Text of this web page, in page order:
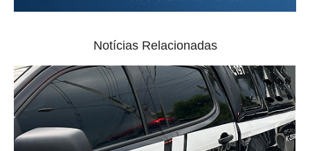
Notícias Relacionadas